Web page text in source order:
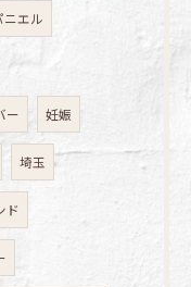
ニエル
ー 妊娠
埼玉
ド